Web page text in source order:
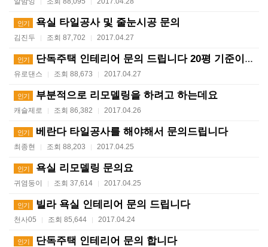
인기 욕실 타일공사 및 줄눈시공 문의
김진두 | 조회 87,702 | 2017.04.27
인기 단독주택 인테리어 문의 드립니다 20평 기준이요
유로댄스 | 조회 88,673 | 2017.04.27
인기 부분적으로 리모델링을 하려고 하는데요
캐슬제로 | 조회 86,382 | 2017.04.26
인기 베란다 타일공사를 해야해서 문의드립니다
최종현 | 조회 88,203 | 2017.04.25
인기 욕실 리모델링 문의요
귀염둥이 | 조회 37,614 | 2017.04.25
인기 빌라 욕실 인테리어 문의 드립니다
천사05 | 조회 85,644 | 2017.04.24
인기 단독주택 인테리어 문의 합니다